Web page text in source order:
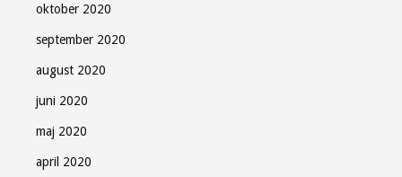
oktober 2020
september 2020
august 2020
juni 2020
maj 2020
april 2020